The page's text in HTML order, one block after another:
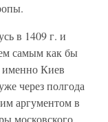
в 1409 г. и
самым как бы
именно Киев
через полгода
аргументом в
московского